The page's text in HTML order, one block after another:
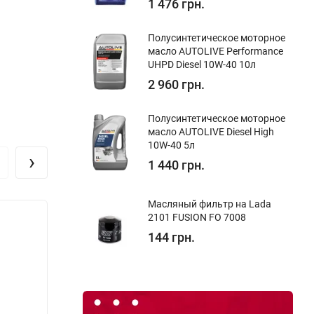
›
1 476 грн.
Полуcинтетическое моторное
масло AUTOLIVE Performance
UHPD Diesel 10W-40 10л
2 960 грн.
Полуcинтетическое моторное
масло AUTOLIVE Diesel High
10W-40 5л
1 440 грн.
Масляный фильтр на Lada
2101 FUSION FO 7008
144 грн.